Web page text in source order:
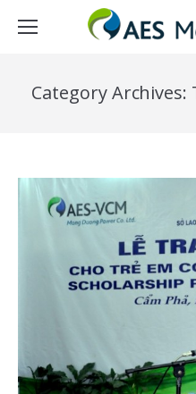
Category Archives: